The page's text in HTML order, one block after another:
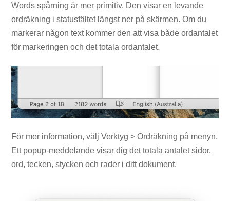
Words spårning är mer primitiv. Den visar en levande
ordräkning i statusfältet längst ner på skärmen. Om du
markerar någon text kommer den att visa både ordantalet
för markeringen och det totala ordantalet.
För mer information, välj Verktyg > Ordräkning på menyn.
Ett popup-meddelande visar dig det totala antalet sidor,
ord, tecken, stycken och rader i ditt dokument.